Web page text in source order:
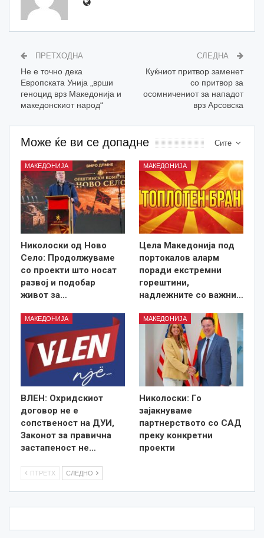
ПРЕТХОДНА
Не е точно дека
Европската Унија „врши
геноцид врз Македонија и
македонскиот народ“
СЛЕДНА
Куќниот притвор заменет
со притвор за
осомничениот за нападот
врз Арсовска
Сите
Може ќе ви се допадне
МАКЕДОНИЈА
Николоски од Ново
Село: Продолжуваме
со проекти што носат
развој и подобар
живот за…
МАКЕДОНИЈА
Цела Македонија под
портокалов аларм
поради екстремни
горештини,
надлежните со важни…
МАКЕДОНИЈА
ВЛЕН: Охридскиот
договор не е
сопственост на ДУИ,
Законот за правична
застапеност не…
МАКЕДОНИЈА
Николоски: Го
зајакнуваме
партнерството со САД
преку конкретни
проекти
ПТРЕТХ СЛЕДНО